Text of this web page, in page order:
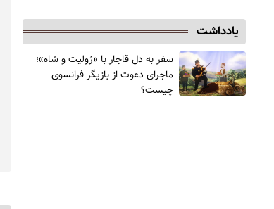
یادداشت
سفر به دل قاجار با «ژولیت و شاه»؛
ماجرای دعوت از ‌بازیگر فرانسوی
چیست؟